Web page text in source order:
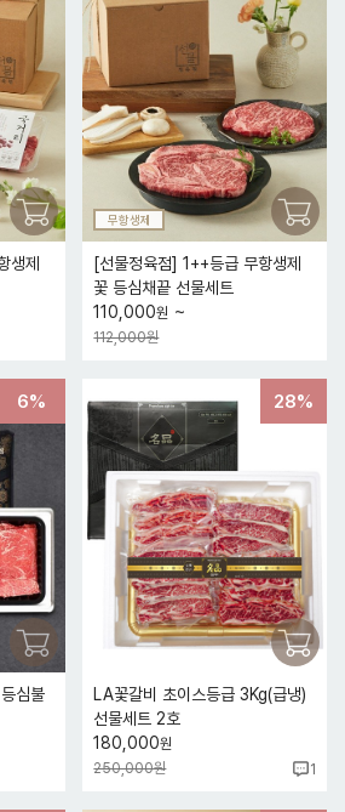
생제
무항생제
[선물정육점] 1++등급 무항생제
꽃 등심채끝 선물세트
110,000원 ~
112,000원
6%
심불
28%
LA꽃갈비 초이스등급 3Kg(급냉)
선물세트 2호
180,000원
250,000원
1